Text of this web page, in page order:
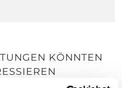
KÖNNTEN